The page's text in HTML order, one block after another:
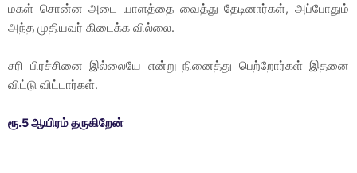
மகள் சொன்ன அடை யாளத்தை வைத்து தேடினார்கள், அப்போதும்
அந்த முதியவர் கிடைக்க வில்லை.
சரி பிரச்சினை இல்லையே என்று நினைத்து பெற்றோர்கள் இதனை
விட்டு விட்டார்கள்.
ரூ.5 ஆயிரம் தருகிறேன்